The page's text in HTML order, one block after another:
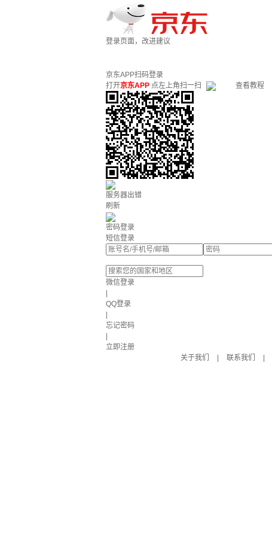
登录页面，改进建议
京东APP扫码登录
打开京东APP 点左上角扫一扫 查看教程
服务器出错
刷新
密码登录
短信登录
微信登录
QQ登录
忘记密码
立即注册
关于我们
联系我们